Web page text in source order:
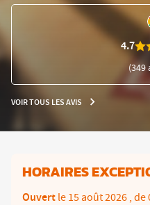
4.7
(349
VOIR TOUS LES AVIS
VOIR
LES
HORAIRES
Ouvert le 15 août 2026 , de